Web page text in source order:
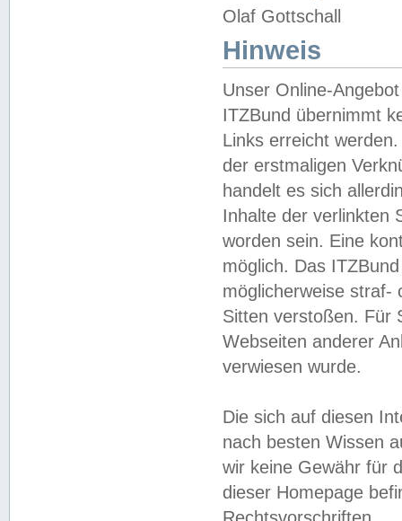
Olaf Gottschall
Hinweis
Unser Online-
ITZBund übernimmt
Links erreicht
der erstmaligen
handelt es sich
Inhalte der verlinkten
worden sein. Eine
möglich. Das
möglicherweise straf-
Sitten verstoßen. Für
Webseiten anderer
verwiesen wurde.
Die sich auf diesen
nach besten Wissen
wir keine Gewähr für
dieser Homepage